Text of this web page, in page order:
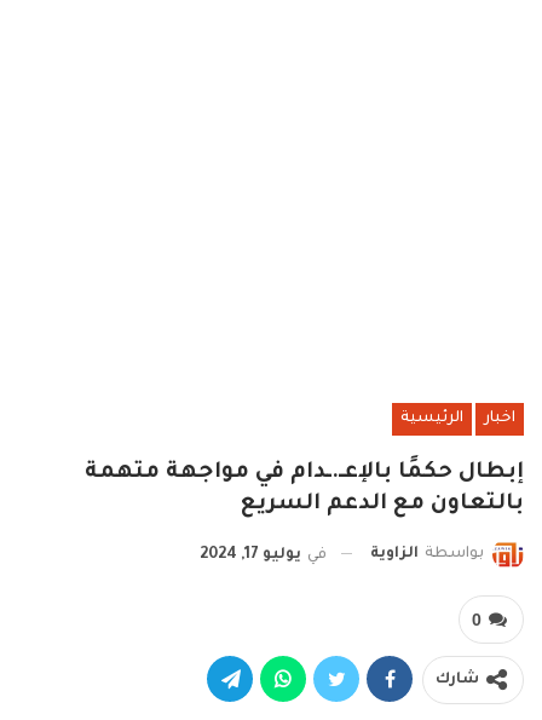
اخبار الرئيسية
إبطال حكمًا بالإعـ.ـدام في مواجهة متهمة
بالتعاون مع الدعم السريع
بواسطة الزاوية في يوليو 17, 2024
0
شارك